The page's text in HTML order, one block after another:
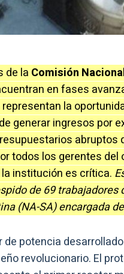
de la Comisión
en fases
la
generar ingresos por
abruptos
todos los gerentes del
institución es crítica.
de 69 trabajadores
(NA-SA) encargada
potencia
revolucionario. El